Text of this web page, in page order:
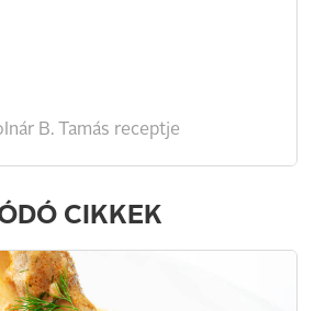
B. Tamás receptje
CIKKEK